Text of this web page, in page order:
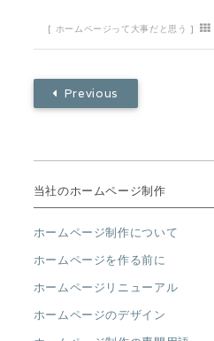
[ ホームページって大事だと思う ]
Previous
当社のホームページ制作
ホームページ制作について
ホームページを作る前に
ホームページリニューアル
ホームページのデザイン